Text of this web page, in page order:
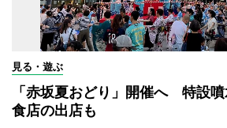
見る・遊ぶ
「赤坂夏おどり」開催へ 特設
食店の出店も